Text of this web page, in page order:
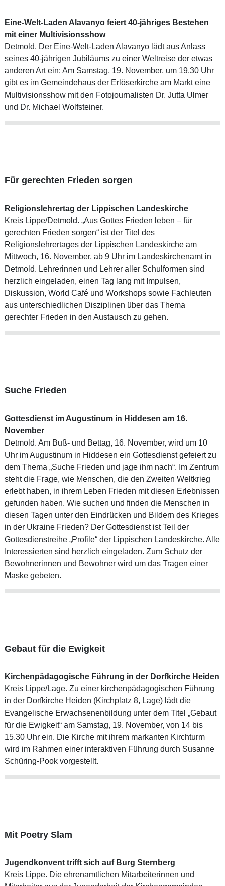
Eine-Welt-Laden Alavanyo feiert 40-jähriges Bestehen
mit einer Multivisionsshow
Detmold. Der Eine-Welt-Laden Alavanyo lädt aus Anlass
seines 40-jährigen Jubiläums zu einer Weltreise der etwas
anderen Art ein: Am Samstag, 19. November, um 19.30 Uhr
gibt es im Gemeindehaus der Erlöserkirche am Markt eine
Multivisionsshow mit den Fotojournalisten Dr. Jutta Ulmer
und Dr. Michael Wolfsteiner.
Für gerechten Frieden sorgen
Religionslehrertag der Lippischen Landeskirche
Kreis Lippe/Detmold. „Aus Gottes Frieden leben – für
gerechten Frieden sorgen“ ist der Titel des
Religionslehrertages der Lippischen Landeskirche am
Mittwoch, 16. November, ab 9 Uhr im Landeskirchenamt in
Detmold. Lehrerinnen und Lehrer aller Schulformen sind
herzlich eingeladen, einen Tag lang mit Impulsen,
Diskussion, World Café und Workshops sowie Fachleuten
aus unterschiedlichen Disziplinen über das Thema
gerechter Frieden in den Austausch zu gehen.
Suche Frieden
Gottesdienst im Augustinum in Hiddesen am 16.
November
Detmold. Am Buß- und Bettag, 16. November, wird um 10
Uhr im Augustinum in Hiddesen ein Gottesdienst gefeiert zu
dem Thema „Suche Frieden und jage ihm nach“. Im Zentrum
steht die Frage, wie Menschen, die den Zweiten Weltkrieg
erlebt haben, in ihrem Leben Frieden mit diesen Erlebnissen
gefunden haben. Wie suchen und finden die Menschen in
diesen Tagen unter den Eindrücken und Bildern des Krieges
in der Ukraine Frieden? Der Gottesdienst ist Teil der
Gottesdienstreihe „Profile“ der Lippischen Landeskirche. Alle
Interessierten sind herzlich eingeladen. Zum Schutz der
Bewohnerinnen und Bewohner wird um das Tragen einer
Maske gebeten.
Gebaut für die Ewigkeit
Kirchenpädagogische Führung in der Dorfkirche Heiden
Kreis Lippe/Lage. Zu einer kirchenpädagogischen Führung
in der Dorfkirche Heiden (Kirchplatz 8, Lage) lädt die
Evangelische Erwachsenenbildung unter dem Titel „Gebaut
für die Ewigkeit“ am Samstag, 19. November, von 14 bis
15.30 Uhr ein. Die Kirche mit ihrem markanten Kirchturm
wird im Rahmen einer interaktiven Führung durch Susanne
Schüring-Pook vorgestellt.
Mit Poetry Slam
Jugendkonvent trifft sich auf Burg Sternberg
Kreis Lippe. Die ehrenamtlichen Mitarbeiterinnen und